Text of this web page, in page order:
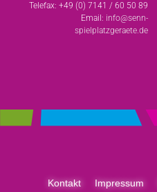
Telefax: +49 (0) 7141 / 60 50 89
Email: info@senn-
spielplatzgeraete.de
Kontakt Impressum